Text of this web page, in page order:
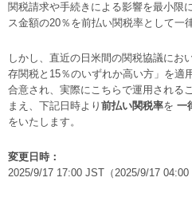
関税請求や手続きによる影響を最小限
ス金額の20％を前払い関税率として一
しかし、直近の日米間の関税協議にお
存関税と15％のいずれか高い方」を適
合意され、実際にこちらで運用される
まえ、下記日時より 前払い関税率を 一
をいたします。
変更日時：
2025/9/17 17:00 JST（2025/9/17 04:00